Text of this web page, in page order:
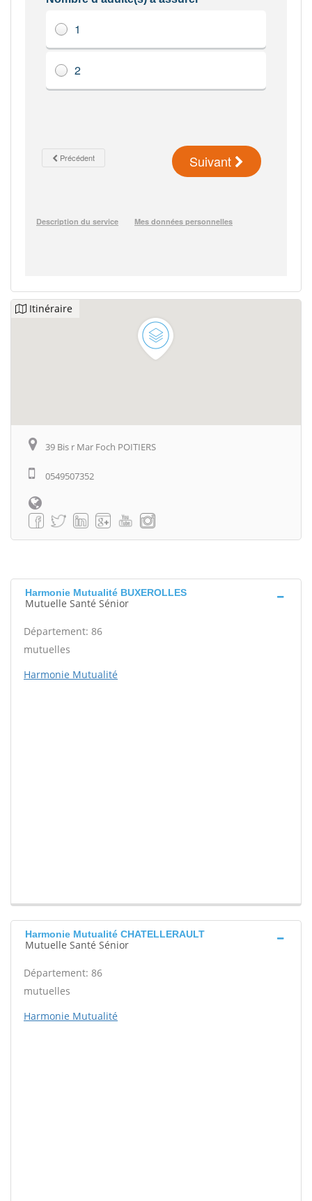
Itinéraire
39 Bis r Mar Foch POITIERS
0549507352
Harmonie Mutualité BUXEROLLES
Mutuelle Santé Sénior
Département: 86
mutuelles
Harmonie Mutualité
Harmonie Mutualité CHATELLERAULT
Mutuelle Santé Sénior
Département: 86
mutuelles
Harmonie Mutualité